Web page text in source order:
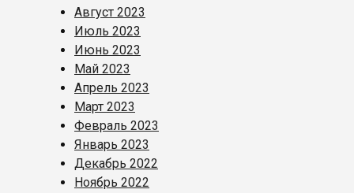
Август 2023
Июль 2023
Июнь 2023
Май 2023
Апрель 2023
Март 2023
Февраль 2023
Январь 2023
Декабрь 2022
Ноябрь 2022